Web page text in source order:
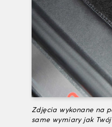
Zdjęcia wykonane na
same wymiary jak